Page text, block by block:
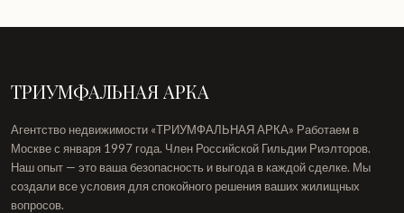
ТРИУМФАЛЬНАЯ АРКА
Агентство недвижимости «ТРИУМФАЛЬНАЯ АРКА» Работаем в
Москве с января 1997 года. Член Российской Гильдии Риэлторов.
Наш опыт — это ваша безопасность и выгода в каждой сделке. Мы
создали все условия для спокойного решения ваших жилищных
вопросов.